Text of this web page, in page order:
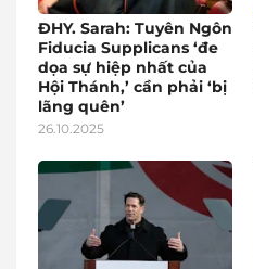
ĐHY. Sarah: Tuyên Ngôn
Fiducia Supplicans ‘đe
dọa sự hiệp nhất của
Hội Thánh,’ cần phải ‘bị
lãng quên’
26.10.2025